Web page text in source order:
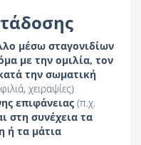
μέσω σταγονιδίων
με την ομιλία, τον
την σωματική
χειραψίες)
επιφάνειας (π.χ.
στη συνέχεια τα
ή τα μάτια